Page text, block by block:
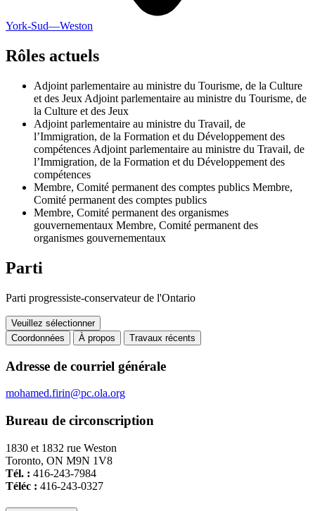
York-Sud—Weston
Rôles actuels
Adjoint parlementaire au ministre du Tourisme, de la Culture
et des Jeux Adjoint parlementaire au ministre du Tourisme, de
la Culture et des Jeux
Adjoint parlementaire au ministre du Travail, de
l’Immigration, de la Formation et du Développement des
compétences Adjoint parlementaire au ministre du Travail, de
l’Immigration, de la Formation et du Développement des
compétences
Membre, Comité permanent des comptes publics Membre,
Comité permanent des comptes publics
Membre, Comité permanent des organismes
gouvernementaux Membre, Comité permanent des
organismes gouvernementaux
Parti
Parti progressiste-conservateur de l'Ontario
Veuillez sélectionner
Coordonnées
À propos Travaux récents
Coordonnées
Adresse de courriel générale
mohamed.firin@pc.ola.org
Bureau de circonscription
1830 et 1832 rue Weston
Toronto, ON M9N 1V8
Tél. : 416-243-7984
Téléc : 416-243-0327